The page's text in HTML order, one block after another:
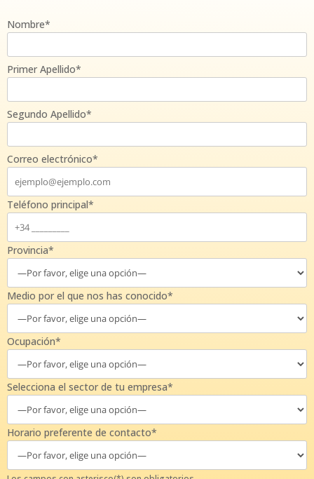
Nombre*
Primer Apellido*
Segundo Apellido*
Correo electrónico*
Teléfono principal*
Provincia*
Medio por el que nos has conocido*
Ocupación*
Selecciona el sector de tu empresa*
Horario preferente de contacto*